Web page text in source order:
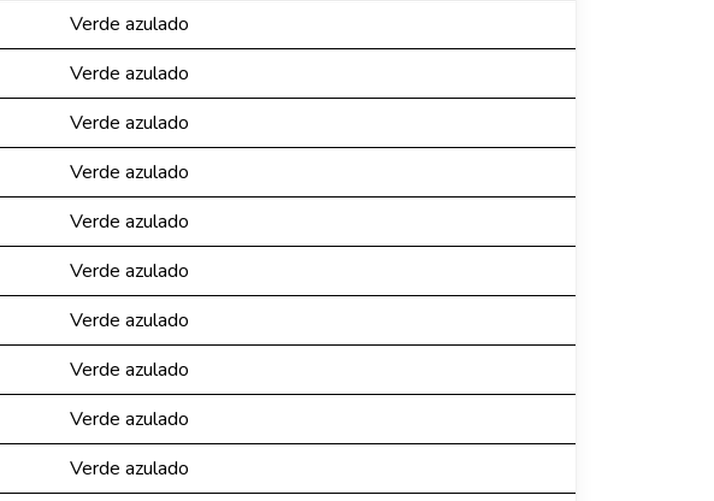
Verde azulado
Verde azulado
Verde azulado
Verde azulado
Verde azulado
Verde azulado
Verde azulado
Verde azulado
Verde azulado
Verde azulado